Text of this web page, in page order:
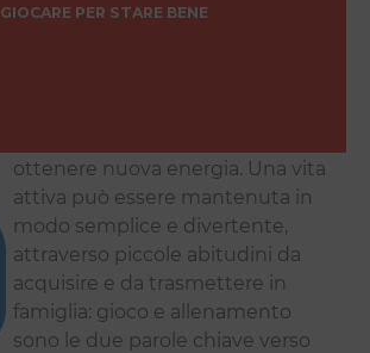
GIOCARE PER STARE BENE
ottenere nuova energia. Una vita
attiva può essere mantenuta in
modo semplice e divertente,
attraverso piccole abitudini da
acquisire e da trasmettere in
famiglia: gioco e allenamento
sono le due parole chiave verso